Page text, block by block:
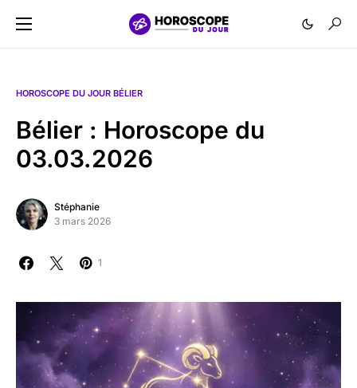
HOROSCOPE DU JOUR BÉLIER
Bélier : Horoscope du
03.03.2026
Stéphanie
3 mars 2026
1